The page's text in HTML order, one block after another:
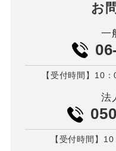
お
一
【受付時間】10
法
【受付時間】